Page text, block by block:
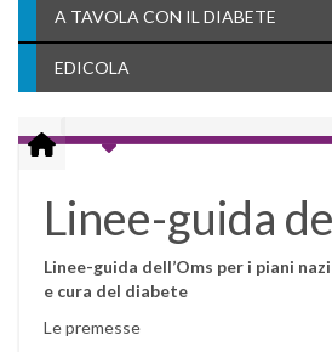
A TAVOLA CON IL DIABETE
EDICOLA
Linee-guida
Linee-guida dell’Oms per i piani
e cura del diabete
Le premesse